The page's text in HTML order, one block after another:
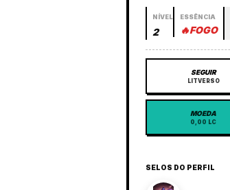
NÍVEL
2
ESSÊNCIA
🔥FOGO
SEGUIR
LITVERSO
MOEDA
0,00 LC
SELOS DO PERFIL